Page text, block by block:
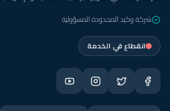
شركة وكيد المحدودة المسؤولية
انقطاع في الخدمة